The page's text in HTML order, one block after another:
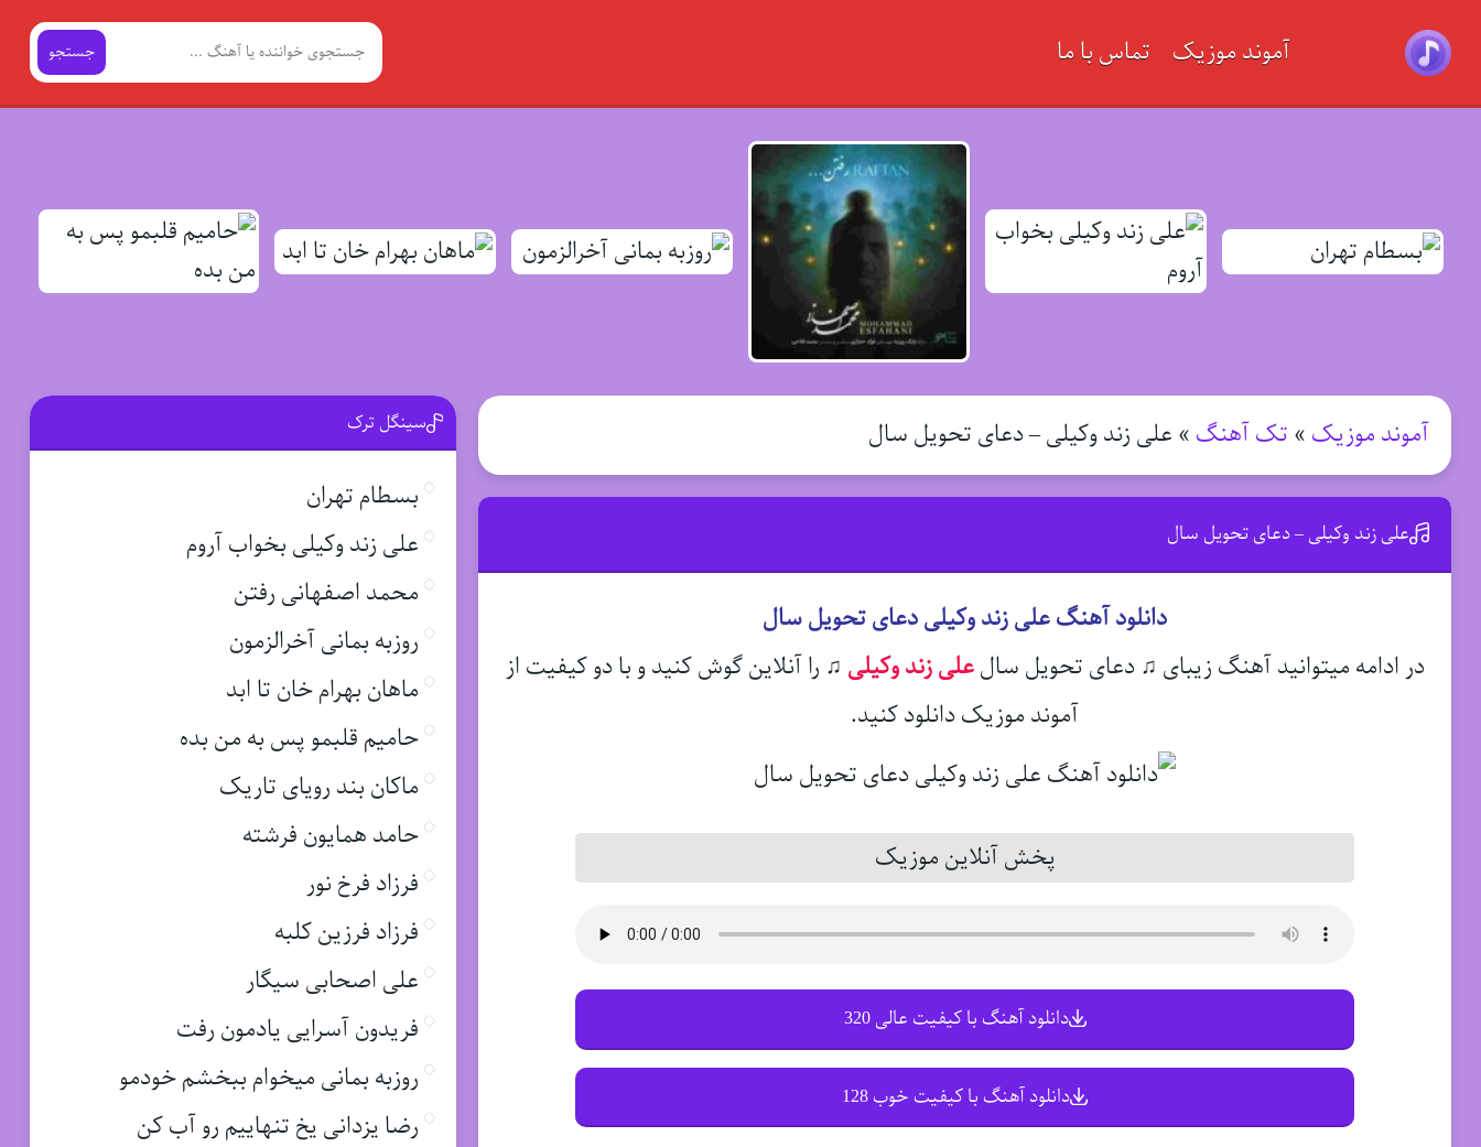
آموند موزیک تماس با ما جستجو
آموند موزیک » تک آهنگ » علی زند وکیلی – دعای تحویل سال
علی زند وکیلی – دعای تحویل سال
دانلود آهنگ علی زند وکیلی دعای تحویل سال
در ادامه میتوانید آهنگ زیبای ♫ دعای تحویل سالعلی زند وکیلی ♫ را آنلاین گوش کنید و با دو کیفیت از
آموند موزیک دانلود کنید.
پخش آنلاین موزیک
دانلود آهنگ با کیفیت عالی 320
دانلود آهنگ با کیفیت خوب 128
سینگل ترک
بسطام تهران
علی زند وکیلی بخواب آروم
محمد اصفهانی رفتن
روزبه بمانی آخرالزمون
ماهان بهرام خان تا ابد
حامیم قلبمو پس به من بده
ماکان بند رویای تاریک
حامد همایون فرشته
فرزاد فرخ نور
فرزاد فرزین کلبه
علی اصحابی سیگار
فریدون آسرایی یادمون رفت
روزبه بمانی میخوام ببخشم خودمو
رضا یزدانی یخ تنهاییم رو آب کن